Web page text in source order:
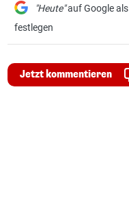
"Heute"auf Google als
festlegen
Jetzt kommentieren